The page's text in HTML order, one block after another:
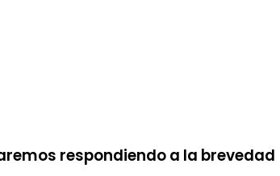
respondiendo a la brevedad